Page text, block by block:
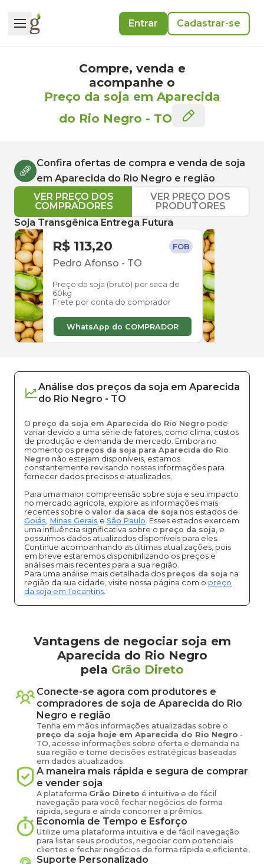
Entrar Cadastrar-se
Compre, venda e
acompanhe o
Preço da soja em Aparecida
do Rio Negro - TO
Confira ofertas de compra e venda de soja
em Aparecida do Rio Negro e região
VER PREÇO DOS
COMPRADORES
VER PREÇO DOS
PRODUTORES
Soja Transgênica Entrega Futura
R$ 113,20 FOB
Pedro Afonso - TO
Preço da soja (bruto) por saca de
60kg
Frete por conta do comprador
WhatsApp do COMPRADOR
Análise dos preços da soja em Aparecida
do Rio Negro - TO
O preço da soja em Aparecida do Rio Negro pode
variar devido a uma série de fatores, como clima, custos
de produção e demanda de mercado. Embora no
momento os preços da soja para Aparecida do Rio
Negro não estejam disponíveis, estamos
constantemente revisando nossas informações para
fornecer dados precisos e atualizados.
Para uma maior compreensão sobre soja e seu impacto
no mercado agrícola, explore as informações mais
recentes sobre o valor da saca de soja nos estados de
Goiás, Minas Gerais e São Paulo. Esses estados exercem
uma influência significativa sobre o preço da soja, e
possuímos dados atualizados disponíveis para eles.
Continue acompanhando as últimas atualizações, pois
em breve estaremos disponibilizando os preços e
análises mais recentes para a sua região.
Para uma análise mais detalhada dos preços da soja na
região da sua cidade, visite nossa página com o preço
da soja em Tocantins.
Vantagens de negociar soja em
Aparecida do Rio Negro
pela Grão Direto
Conecte-se agora com produtores e
compradores de soja de Aparecida do Rio
Negro e região
Tenha em mãos informações atualizadas sobre o
preço da soja hoje em Aparecida do Rio Negro -
TO, acesse informações sobre oferta e demanda na
sua região e tome decisões estratégicas baseadas
em dados atualizados.
A maneira mais rápida e segura de comprar
e vender soja
A plataforma Grão Direto é intuitiva e de fácil
navegação para você fechar negócios de forma
rápida, segura e ainda concorrer a prêmios.
Economia de Tempo e Esforço
Utilize uma plataforma intuitiva e de fácil navegação
para listar seus produtos, negociar com potenciais
clientes e fechar negócios de forma rápida e eficiente.
Suporte Personalizado